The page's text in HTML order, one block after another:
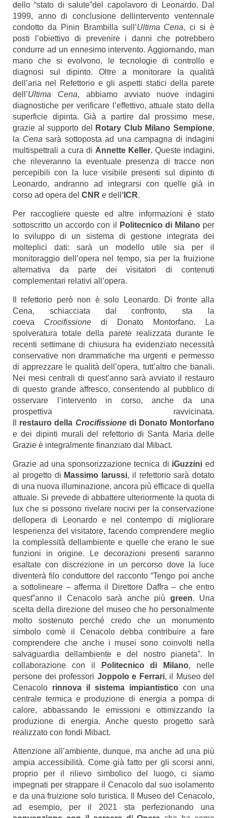
dello “stato di salute”del capolavoro di Leonardo. Dal
1999, anno di conclusione dellintervento ventennale
condotto da Pinin Brambilla sull’Ultima Cena, ci si è
posti l’obiettivo di prevenire i danni che potrebbero
condurre ad un ennesimo intervento. Aggiornando, man
mano che si evolvono, le tecnologie di controllo e
diagnosi sul dipinto. Oltre a monitorare la qualità
dell’aria nel Refettorio e gli aspetti statici della parete
dell’Ultima Cena, abbiamo avviato nuove indagini
diagnostiche per verificare l’effettivo, attuale stato della
superficie dipinta. Già a partire dal prossimo mese,
grazie al supporto del
Rotary Club Milano Sempione,
la Cena sarà sottoposta ad una campagna di indagini
multispettrali a cura di Annette Keller. Queste indagini,
che rileveranno la eventuale presenza di tracce non
percepibili con la luce visibile presenti sul dipinto di
Leonardo, andranno ad integrarsi con quelle già in
corso ad opera del CNR e dell ‘ICR.
Per raccogliere queste ed altre informazioni è stato
sottoscritto un accordo con il
Politecnico di Milanoper
lo sviluppo di un sistema di gestione integrata dei
molteplici dati: sarà un modello utile sia per il
monitoraggio dell’opera nel tempo, sia per la fruizione
alternativa da parte dei visitatori di contenuti
complementari relativi all’opera.
Il refettorio però non è solo Leonardo. Di fronte alla
Cena, schiacciata dal confronto, sta la
coeva Crocifissione di Donato Montorfano.
La
spolveratura totale della parete realizzata durante le
recenti settimane di chiusura ha evidenziato necessità
conservative non drammatiche ma urgenti e permesso
di apprezzare le qualità dell’opera, tutt’altro che banali.
Nei mesi centrali di quest’anno sarà avviato il restauro
di questo grande affresco, consentendo al pubblico di
osservare l’intervento in corso, anche da una
prospettiva ravvicinata.
restauro della Crocifissionedi Donato Montorfano
e dei dipinti murali del refettorio di Santa Maria delle
Grazie è integralmente finanziato dal Mibact.
Grazie ad una sponsorizzazione tecnica di iGuzzini ed
al progetto di Massimo Iarussi, il refettorio sarà dotato
di una nuova illuminazione, ancora più efficace di quella
attuale. Si prevede di abbattere ulteriormente la quota di
lux che si possono rivelare nocivi per la conservazione
dellopera di Leonardo e nel contempo di migliorare
lesperienza del visitatore, facendo comprendere meglio
la complessità dellambiente e quelle che erano le sue
funzioni in origine. Le decorazioni presenti saranno
esaltate con discrezione in un percorso dove la luce
diventerà filo conduttore del racconto “Tengo poi anche
a sottolineare – afferma il Direttore Daffra – che entro
quest”anno il Cenacolo sarà anche più green. Una
scelta della direzione del museo che ho personalmente
molto sostenuto perché credo che un monumento
simbolo comè il Cenacolo debba contribuire a fare
comprendere che anche i musei sono coinvolti nella
salvaguardia dellambiente e del nostro pianeta”. In
collaborazione con il
Politecnico di Milano, nelle
persone dei professori Joppolo e Ferrari, il Museo del
Cenacolo rinnova il sistema impiantistico con una
centrale termica e produzione di energia a pompa di
calore, abbassando le emissioni e ottimizzando la
produzione di energia. Anche questo progetto sarà
realizzato con fondi Mibact.
Attenzione all’ambiente, dunque, ma anche ad una più
ampia accessibilità. Come già fatto per gli scorsi anni,
proprio per il rilievo simbolico del luogo, ci siamo
impegnati per strappare il Cenacolo dal suo isolamento
e da una fruizione solo turistica. Il Museo del Cenacolo,
ad esempio, per il 2021 sta perfezionando una